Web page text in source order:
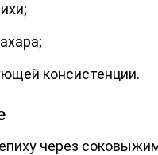
консистенции.
через